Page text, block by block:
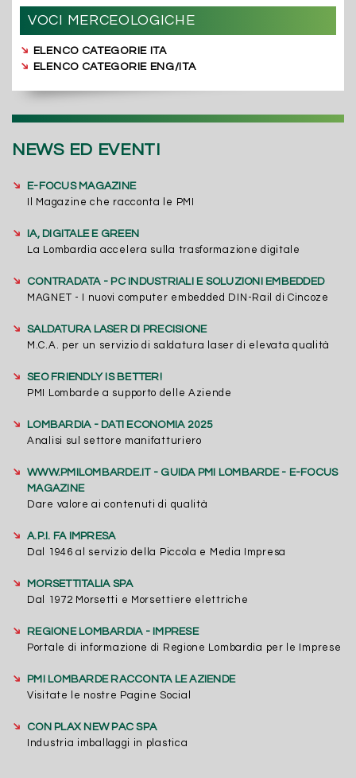
VOCI MERCEOLOGICHE
➔ ELENCO CATEGORIE ITA
➔ ELENCO CATEGORIE ENG/ITA
NEWS ED EVENTI
➔
E-FOCUS MAGAZINE
Il Magazine che racconta le PMI
➔
IA, DIGITALE E GREEN
La Lombardia accelera sulla trasformazione digitale
➔
CONTRADATA - PC INDUSTRIALI E SOLUZIONI EMBEDDED
MAGNET - I nuovi computer embedded DIN-Rail di Cincoze
➔
SALDATURA LASER DI PRECISIONE
M.C.A. per un servizio di saldatura laser di elevata qualità
➔
SEO FRIENDLY IS BETTER!
PMI Lombarde a supporto delle Aziende
➔
LOMBARDIA - DATI ECONOMIA 2025
Analisi sul settore manifatturiero
➔
WWW.PMILOMBARDE.IT - GUIDA PMI LOMBARDE - E-FOCUS
MAGAZINE
Dare valore ai contenuti di qualità
➔
A.P.I. FA IMPRESA
Dal 1946 al servizio della Piccola e Media Impresa
➔
MORSETTITALIA SPA
Dal 1972 Morsetti e Morsettiere elettriche
➔
REGIONE LOMBARDIA - IMPRESE
Portale di informazione di Regione Lombardia per le Imprese
➔
PMI LOMBARDE RACCONTA LE AZIENDE
Visitate le nostre Pagine Social
➔
CON PLAX NEW PAC SPA
Industria imballaggi in plastica